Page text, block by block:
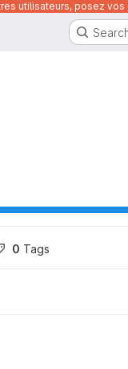
utilisateurs, posez
0 Tags